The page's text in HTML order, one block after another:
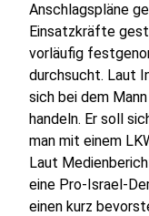
Anschlagspläne
Einsatzkräfte
vorläufig
durchsucht. Laut
sich bei dem
handeln. Er soll
man mit einem
Laut
eine Pro-Israel-
einen kurz